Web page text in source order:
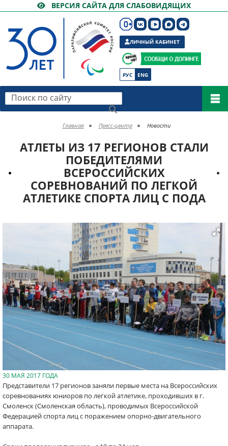
ВЕРСИЯ САЙТА ДЛЯ СЛАБОВИДЯЩИХ
РУС ENG
ЛИЧНЫЙ КАБИНЕТ
Поиск по сайту
Главная Пресс-центр Новости
АТЛЕТЫ ИЗ 17 РЕГИОНОВ СТАЛИ
ПОБЕДИТЕЛЯМИ
ВСЕРОССИЙСКИХ
СОРЕВНОВАНИЙ ПО ЛЕГКОЙ
АТЛЕТИКЕ СПОРТА ЛИЦ С ПОДА
30 МАЯ 2017 ГОДА
Представители 17 регионов заняли первые места на Всероссийских
соревнованиях юниоров по легкой атлетике, проходивших в г.
Смоленск (Смоленская область), проводимых Всероссийской
Федерацией спорта лиц с поражением опорно-двигательного
аппарата.